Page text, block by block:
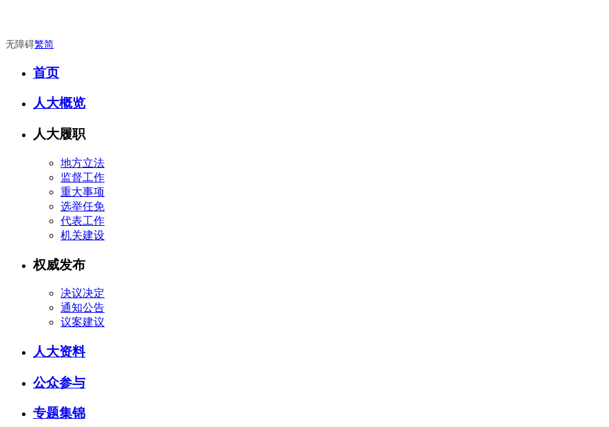
无障碍繁简
首页
人大概览
人大履职
地方立法
监督工作
重大事项
选举任免
代表工作
机关建设
权威发布
决议决定
通知公告
议案建议
人大资料
公众参与
专题集锦